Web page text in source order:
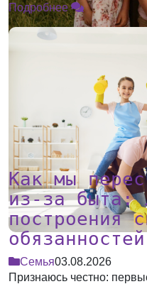
Подробнее
Как мы
из-за быта:
построения
обязанностей
Семья03.08.2026
Признаюсь честно: